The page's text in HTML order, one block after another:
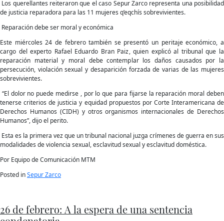
Los querellantes reiteraron que el caso Sepur Zarco representa una posibilidad
de justicia reparadora para las 11 mujeres q’eqchís sobrevivientes.
Reparación debe ser moral y económica
Este miércoles 24 de febrero también se presentó un peritaje económico, a
cargo del experto Rafael Eduardo Bran Paiz, quien explicó al tribunal que la
reparación material y moral debe contemplar los daños causados por la
persecución, violación sexual y desaparición forzada de varias de las mujeres
sobrevivientes.
“El dolor no puede medirse , por lo que para fijarse la reparación moral deben
tenerse criterios de justicia y equidad propuestos por Corte Interamericana de
Derechos Humanos (CIDH) y otros organismos internacionales de Derechos
Humanos”, dijo el perito.
Esta es la primera vez que un tribunal nacional juzga crímenes de guerra en sus
modalidades de violencia sexual, esclavitud sexual y esclavitud doméstica.
Por Equipo de Comunicación MTM
Posted inSepur Zarco
26 de febrero: A la espera de una sentencia